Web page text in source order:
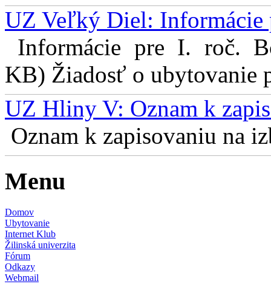
UZ Veľký Diel: Informácie
Informácie pre I. roč.
KB) Žiadosť o ubytovanie
UZ Hliny V: Oznam k
Oznam k zapisovaniu na
Menu
Domov
Ubytovanie
Internet Klub
Žilinská univerzita
Fórum
Odkazy
Webmail